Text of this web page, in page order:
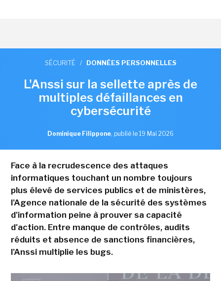
SÉCURITÉ / DONNÉES PERSONNELLES
L'Anssi sur la sellette après de
multiples défaillances en
cybersécurité
Dominique Filippone, publié le 19 Mai 2026
Face à la recrudescence des attaques
informatiques touchant un nombre toujours
plus élevé de services publics et de ministères,
l'Agence nationale de la sécurité des systèmes
d'information peine à prouver sa capacité
d'action. Entre manque de contrôles, audits
réduits et absence de sanctions financières,
l'Anssi multiplie les bugs.